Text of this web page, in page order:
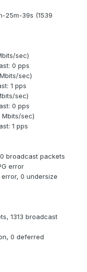
25m-39s (1539
sec)
0 pps
sec)
1 pps
sec)
0 pps
sec)
1 pps
broadcast packets
error
0 undersize
1313 broadcast
0 deferred